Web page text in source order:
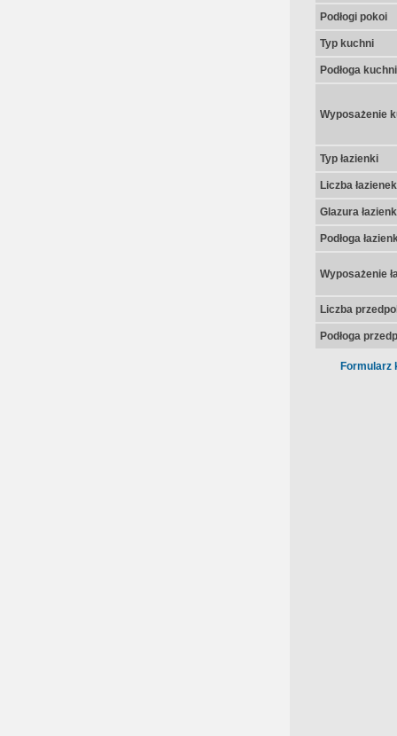
Podłogi pokoi
Typ kuchni
Podłoga kuchni
Wyposażenie
Typ łazienki
Liczba łazienek
Glazura
Podłoga
Wyposażenie
Liczba
Podłoga
Formularz